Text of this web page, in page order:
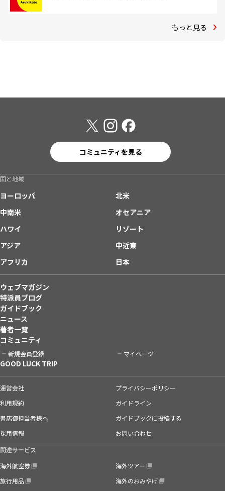
もっと見る
コミュニティを見る
国と地域
ヨーロッパ
北米
中南米
オセアニア
ハワイ
リゾート
アジア
中近東
アフリカ
日本
ウェブマガジン
特派員ブログ
ガイドブック
ニュース
著者一覧
コミュニティ
新規会員登録 マイページ
GOOD LUCK TRIP
運営会社
プライバシーポリシー
利用規約
ガイドライン
書店御担当者様へ
ガイドブックに投稿する
採用情報
お問い合わせ
関連サービス
海外航空券
海外ツアー
旅行用品
海外のおみやげ